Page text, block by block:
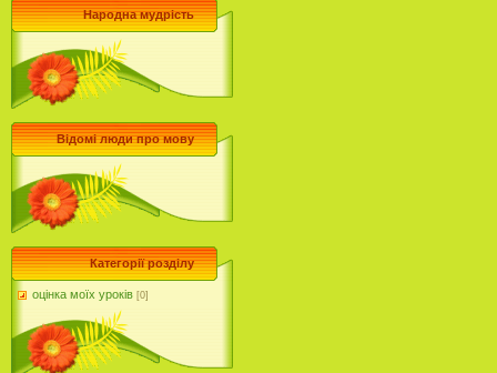
Народна мудрість
Відомі люди про мову
Категорії розділу
оцінка моїх уроків [0]